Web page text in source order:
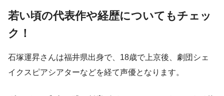
若い頃の代表作や経歴についてもチェッ
ク！
石塚運昇さんは福井県出身で、 18歳で上京後、劇団シェ
イクスピアシアターなどを経て声優となります。